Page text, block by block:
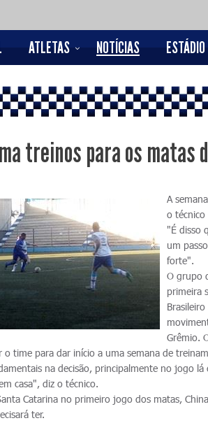
ATLETAS NOTÍCIAS ESTÁDIO
treinos para os matas
A
o técnico
"É disso
um
forte".
O grupo
primeira
Grêmio.
time para dar início a uma semana de
na decisão, principalmente no jogo
casa", diz o técnico.
Catarina no primeiro jogo dos matas,
ter.